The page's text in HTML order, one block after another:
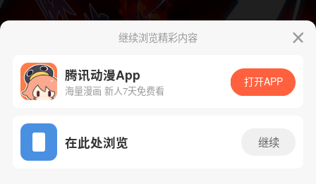
App免费看
下一话
继续浏览精彩内容
腾讯动漫App
海量漫画 新人7天免费看
打开APP
在此处浏览 继续